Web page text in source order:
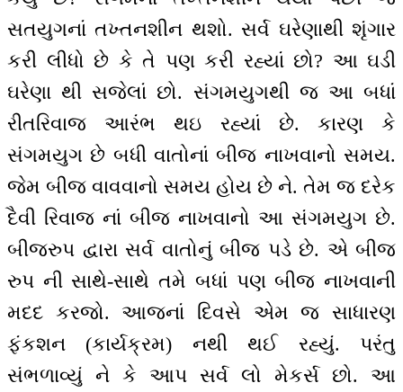
સતયુગનાં તખ્તનશીન થશો. સર્વ ઘરેણાથી શૃંગાર
કરી લીધો છે કે તે પણ કરી રહ્યાં છો? આ ઘડી
ઘરેણા થી સજેલાં છો. સંગમયુગથી જ આ બધાં
રીતરિવાજ આરંભ થઇ રહ્યાં છે. કારણ કે
સંગમયુગ છે બધી વાતોનાં બીજ નાખવાનો સમય.
જેમ બીજ વાવવાનો સમય હોય છે ને. તેમ જ દરેક
દૈવી રિવાજ નાં બીજ નાખવાનો આ સંગમયુગ છે.
બીજરુપ દ્વારા સર્વ વાતોનું બીજ પડે છે. એ બીજ
રુપ ની સાથે-સાથે તમે બધાં પણ બીજ નાખવાની
મદદ કરજો. આજનાં દિવસે એમ જ સાધારણ
ફંકશન (કાર્યક્રમ) નથી થઈ રહ્યું. પરંતુ
સંભળાવ્યું ને કે આપ સર્વ લો મેકર્સ છો. આ